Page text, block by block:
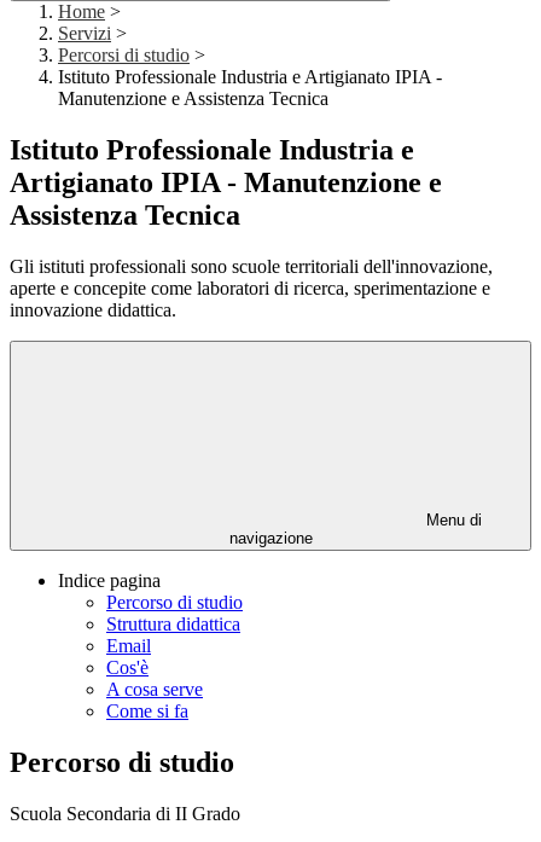
Home >
Servizi >
Percorsi di studio >
Istituto Professionale Industria e Artigianato IPIA -
Manutenzione e Assistenza Tecnica
Istituto Professionale Industria e
Artigianato IPIA - Manutenzione e
Assistenza Tecnica
Gli istituti professionali sono scuole territoriali dell'innovazione,
aperte e concepite come laboratori di ricerca, sperimentazione e
innovazione didattica.
Menu di
navigazione
Indice pagina
Percorso di studio
Struttura didattica
Email
Cos'è
A cosa serve
Come si fa
Percorso di studio
Scuola Secondaria di II Grado